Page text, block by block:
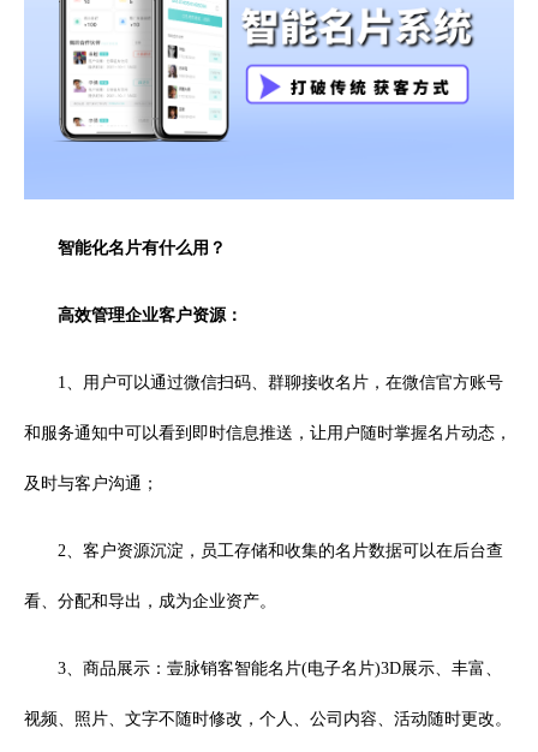
智能化名片有什么用？
高效管理企业客户资源：
1、用户可以通过微信扫码、群聊接收名片，在微信官方账号
和服务通知中可以看到即时信息推送，让用户随时掌握名片动态，
及时与客户沟通；
2、客户资源沉淀，员工存储和收集的名片数据可以在后台查
看、分配和导出，成为企业资产。
3、商品展示：壹脉销客智能名片(电子名片)3D展示、丰富、
视频、照片、文字不随时修改，个人、公司内容、活动随时更改。